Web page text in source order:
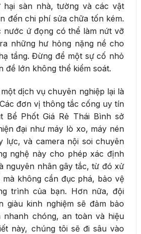
hại sàn nhà, tường và các vật
đến chi phí sửa chữa tốn kém.
nước ứ đọng có thể làm nứt vỡ
những hư hỏng nặng nề cho
tầng. Đừng để một sự cố nhỏ
đề lớn không thể kiểm soát.
dịch vụ chuyên nghiệp lại là
đơn vị thông tắc cống uy tín
Bể Phốt Giá Rẻ Thái Bình sở
đại như máy lò xo, máy nén
lực, và camera nội soi chuyên
nghệ này cho phép xác định
nguyên nhân gây tắc, từ đó xử
không cần đục phá, bảo vệ
trình của bạn. Hơn nữa, đội
giàu kinh nghiệm sẽ đảm bảo
chóng, an toàn và hiệu
này, chúng tôi sẽ đi sâu vào